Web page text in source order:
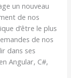
un nouveau
de nos
d’être le plus
de nos
dans ses
Angular, C#,